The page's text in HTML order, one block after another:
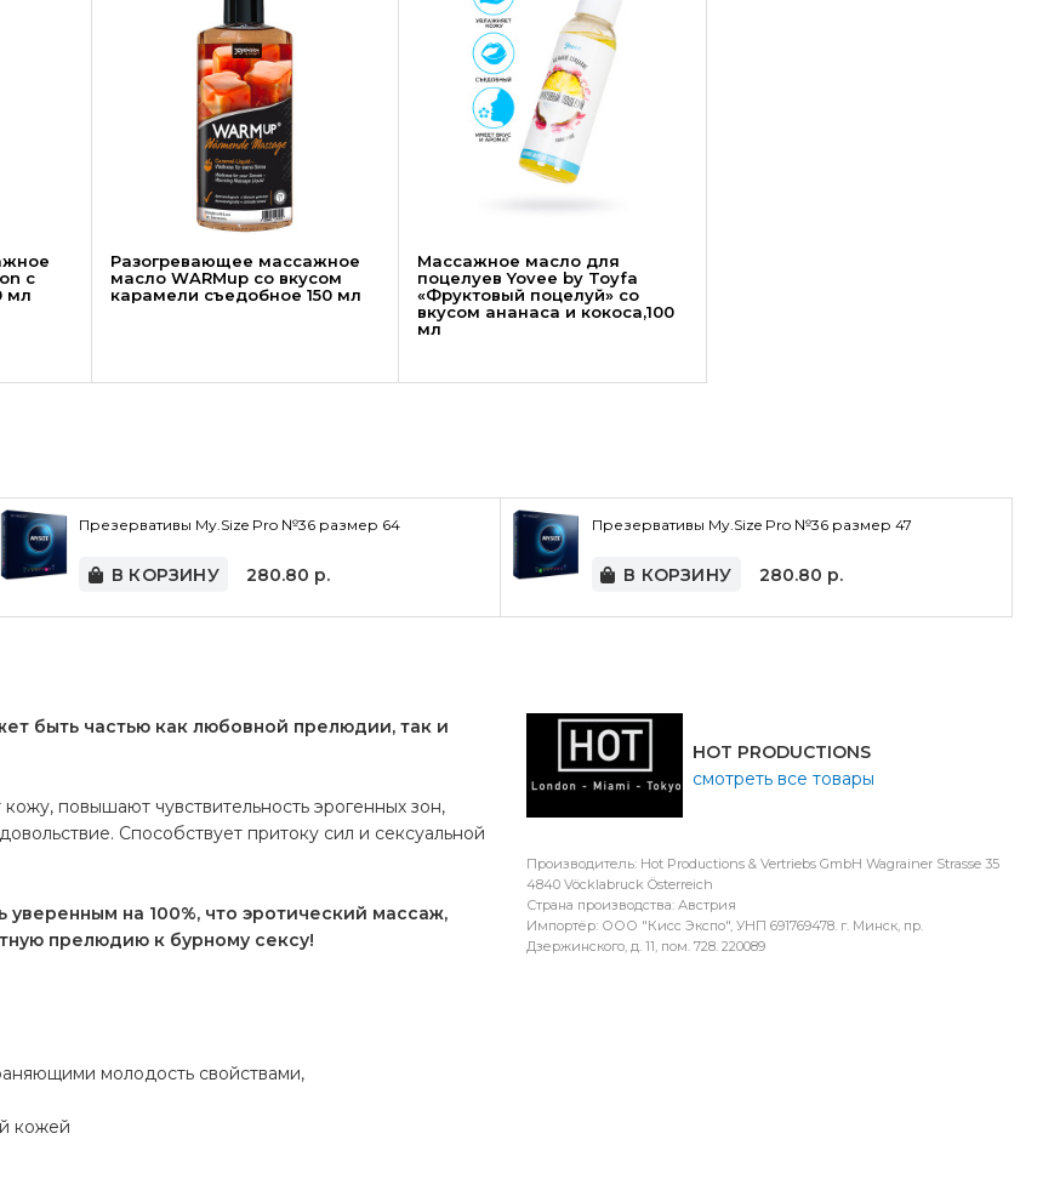
с
мл
Разогревающее массажное
масло WARMup со вкусом
карамели съедобное 150 мл
Массажное масло для
поцелуев Yovee by Toyfa
«Фруктовый поцелуй» со
вкусом ананаса и кокоса,100
мл
Презервативы My.Size Pro №36 размер 64
В КОРЗИНУ 280.80 р.
Презервативы My.Size Pro №36 размер 47
В КОРЗИНУ 280.80 р.
быть частью как любов­ной пре­лю­дии, так и
повышают чувствительность эрогенных зон,
Способствует притоку сил и сексуальной
на 100%, что эро­ти­че­ский мас­саж,
пре­лю­дию к бур­ному сексу!
молодость свойствами,
кожей
HOT PRODUCTIONS
смотреть все товары
Производитель: Hot Productions & Vertriebs GmbH Wagrainer Strasse 35
4840 Vöcklabruck Österreich
Страна производства: Австрия
Импортёр: ООО "Кисс Экспо", УНП 691769478. г. Минск, пр.
Дзержинского, д. 11, пом. 728. 220089